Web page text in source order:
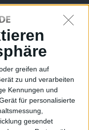
greifen auf
zu und verarbeiten
Kennungen und
für personalisierte
gesendet